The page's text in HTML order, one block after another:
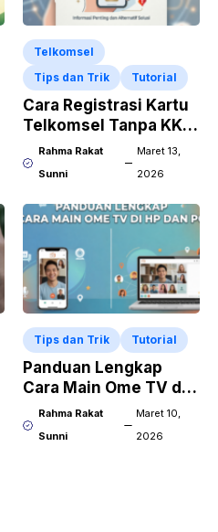
Telkomsel
Tips dan Trik
Tutorial
Cara Registrasi Kartu
Telkomsel Tanpa KK,
Apakah Bisa?
Rahma Rakat
Sunni
Maret 13,
2026
Tips dan Trik Tutorial
Panduan Lengkap
Cara Main Ome TV di
HP dan PC
Rahma Rakat
Sunni
Maret 10,
2026